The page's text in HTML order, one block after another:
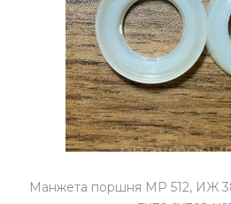
o
Манжета поршня МР 512, ИЖ